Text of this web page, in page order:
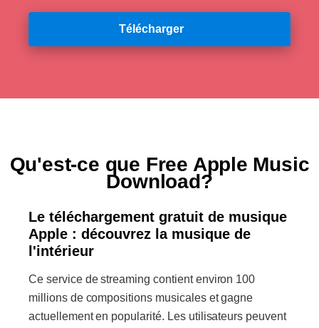
Télécharger
Qu'est-ce que Free Apple Music
Download?
Le téléchargement gratuit de musique
Apple : découvrez la musique de
l'intérieur
Ce service de streaming contient environ 100
millions de compositions musicales et gagne
actuellement en popularité. Les utilisateurs peuvent